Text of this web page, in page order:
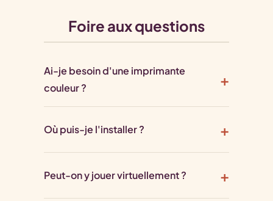
Foire aux questions
Ai-je besoin d'une imprimante
couleur ?
Où puis-je l'installer ?
Peut-on y jouer virtuellement ?